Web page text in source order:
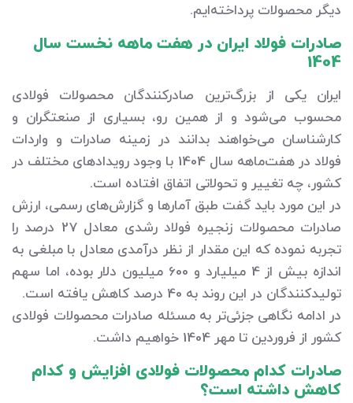
دیگر محصولات پرداخته‌ایم.
صادرات فولاد ایران در هفت ماهه نخست سال
1404
ایران یکی از بزرگ‌ترین صادرکنندگان محصولات فولادی
محسوب می‌شود و از همین رو، بسیاری از صنعتگران و
کارشناسان می‌خواهند بدانند در زمینه صادرات و واردات
فولاد در هفت‌ماهه سال 1404 با وجود رویدادهای مختلف در
کشور، چه تغییر و تحولاتی اتفاق افتاده است.
در این مورد باید گفت طبق آمارها و گزارش‌های رسمی، ارزش
صادرات محصولات زنجیره فولاد رشدی معادل 27 درصد را
تجربه نموده که این مقدار از نظر درآمدی معادل با مبلغی به
اندازه بیش از 4 میلیارد و 600 میلیون دلار بوده، اما سهم
تولیدکنندگان در این روند به 40 درصد کاهش یافته است.
در ادامه نگاهی جزئی‌تر به مسئله صادرات محصولات فولادی
کشور از فروردین تا مهر 1404 خواهیم داشت.
صادرات کدام محصولات فولادی افزایش و کدام
کاهش داشته است؟